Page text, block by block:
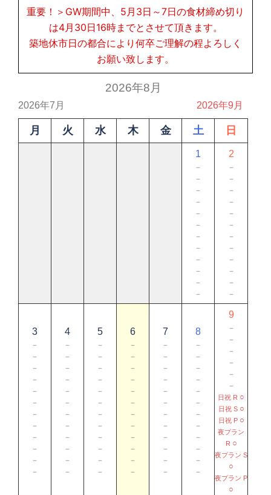
重要！＞GW期間中、5月3日～7日の食材締め切り
は4月30日16時までとさせて頂きます。
築地休市日の都合により何卒ご理解の程よろしく
お願い致します。
2026年8月
2026年7月 2026年9月
月 火 水 木 金 土 日
1
－
－
－
－
－
－
－
－
－
－
－
－
2
－
－
－
－
－
－
－
－
－
－
－
－
3
－
－
－
－
－
－
－
－
－
－
－
－
4
－
－
－
－
－
－
－
－
－
－
－
－
5
－
－
－
－
－
－
－
－
－
－
－
－
6
－
－
－
－
－
－
－
－
－
－
－
－
7
－
－
－
－
－
－
－
－
－
－
－
－
8
－
－
－
－
－
－
－
－
－
－
－
－
9
－
－
－
－
－
－
日祝 R ○
日祝 S ○
日祝 P ○
夜プラン
R ○
夜プラン S
○
夜プラン P
○